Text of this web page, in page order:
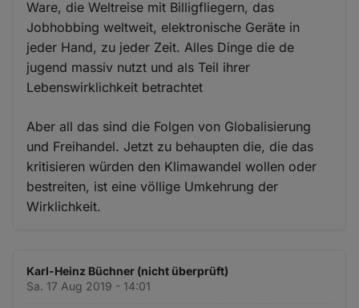
Ware, die Weltreise mit Billigfliegern, das
Jobhobbing weltweit, elektronische Geräte in
jeder Hand, zu jeder Zeit. Alles Dinge die de
jugend massiv nutzt und als Teil ihrer
Lebenswirklichkeit betrachtet
Aber all das sind die Folgen von Globalisierung
und Freihandel. Jetzt zu behaupten die, die das
kritisieren würden den Klimawandel wollen oder
bestreiten, ist eine völlige Umkehrung der
Wirklichkeit.
Karl-Heinz Büchner (nicht überprüft)
Sa. 17 Aug 2019 - 14:01